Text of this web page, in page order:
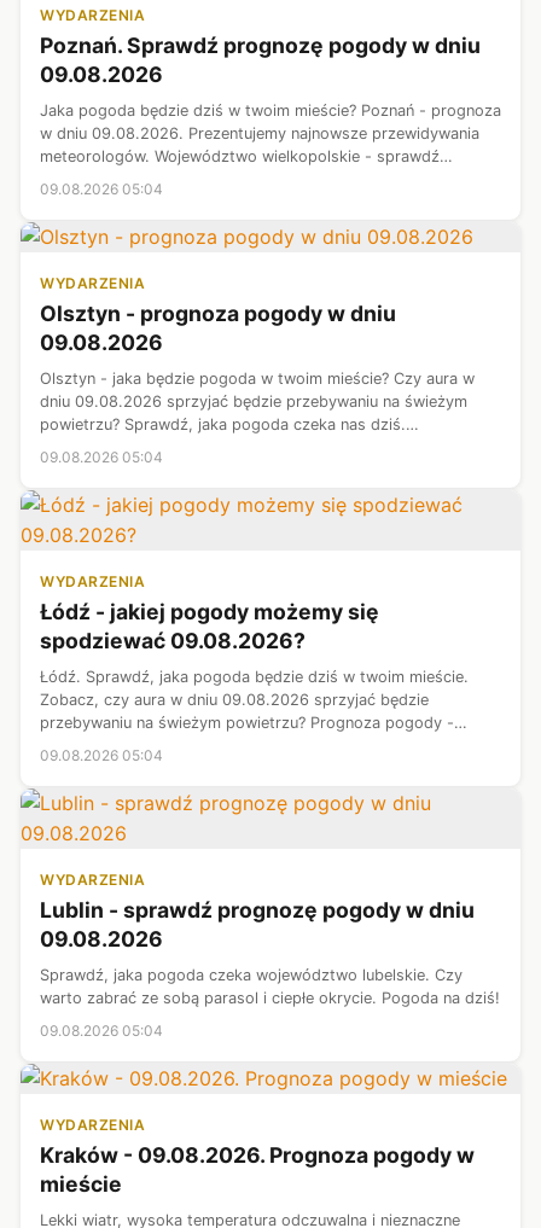
WYDARZENIA
Poznań. Sprawdź prognozę pogody w dniu
09.08.2026
Jaka pogoda będzie dziś w twoim mieście? Poznań - prognoza
w dniu 09.08.2026. Prezentujemy najnowsze przewidywania
meteorologów. Województwo wielkopolskie - sprawdź
09.08.2026 05:04
WYDARZENIA
Olsztyn - prognoza pogody w dniu
09.08.2026
Olsztyn - jaka będzie pogoda w twoim mieście? Czy aura w
dniu 09.08.2026 sprzyjać będzie przebywaniu na świeżym
powietrzu? Sprawdź, jaka pogoda czeka nas dziś.
09.08.2026 05:04
WYDARZENIA
Łódź - jakiej pogody możemy się
spodziewać 09.08.2026?
Łódź. Sprawdź, jaka pogoda będzie dziś w twoim mieście.
Zobacz, czy aura w dniu 09.08.2026 sprzyjać będzie
przebywaniu na świeżym powietrzu? Prognoza pogody -
09.08.2026 05:04
WYDARZENIA
Lublin - sprawdź prognozę pogody w dniu
09.08.2026
Sprawdź, jaka pogoda czeka województwo lubelskie. Czy
warto zabrać ze sobą parasol i ciepłe okrycie. Pogoda na dziś!
09.08.2026 05:04
WYDARZENIA
Kraków - 09.08.2026. Prognoza pogody w
mieście
Lekki wiatr, wysoka temperatura odczuwalna i nieznaczne